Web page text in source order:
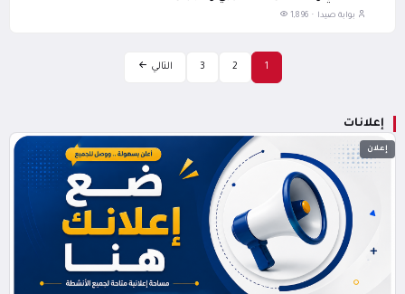
بوابة صيدا · 1,896
1
2
3 التالي
إعلانات
إعلان